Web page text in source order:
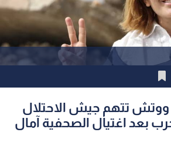
تتهم جيش الاحتلال
بعد اغتيال الصحفية آمال